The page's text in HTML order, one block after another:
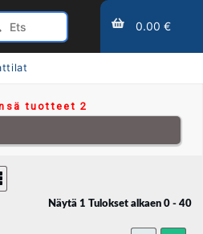
0.00 €
tuotteet 2
Näytä 1 Tulokset alkaen 0 - 40